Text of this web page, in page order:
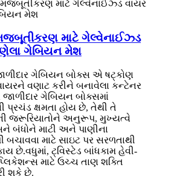
માટે ગેલ્વેનાઈઝ્ડ
ગેબિયન મેશ
ગેબિયન બોક્સ એ ષટ્કોણ
વણાટ કરીને બનાવેલા કન્ટેનર
ગેબિયન બોક્સમાં
પ્રચંડ ક્ષમતા હોય છે, તેથી તે
જરૂરિયાતોને અનુરૂપ, મુખ્યત્વે
બંધોને માટી અને પાણીના
બચાવવા માટે સાઇટ પર સરળતાથી
છે.વધુમાં, ટ્વિસ્ટેડ બાંધકામ હેવી-
માટે ઉચ્ચ તાણ શક્તિ
શકે છે.